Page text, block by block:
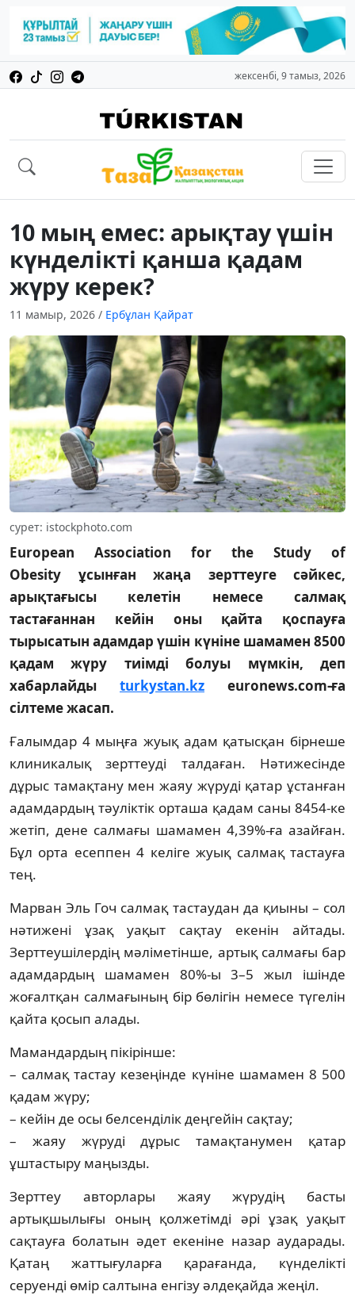
жексенбі, 9 тамыз, 2026
10 мың емес: арықтау үшін
күнделікті қанша қадам
жүру керек?
11 мамыр, 2026 / Ербұлан Қайрат
сурет: istockphoto.com
European Association for the Study of
Obesity ұсынған жаңа зерттеуге сәйкес,
арықтағысы келетін немесе салмақ
тастағаннан кейін оны қайта қоспауға
тырысатын адамдар үшін күніне шамамен 8500
қадам жүру тиімді болуы мүмкін, деп
хабарлайды turkystan.kz euronews.com-ға
сілтеме жасап.
Ғалымдар 4 мыңға жуық адам қатысқан бірнеше
клиникалық зерттеуді талдаған. Нәтижесінде
дұрыс тамақтану мен жаяу жүруді қатар ұстанған
адамдардың тәуліктік орташа қадам саны 8454-ке
жетіп, дене салмағы шамамен 4,39%-ға азайған.
Бұл орта есеппен 4 келіге жуық салмақ тастауға
тең.
Марван Эль Гоч салмақ тастаудан да қиыны – сол
нәтижені ұзақ уақыт сақтау екенін айтады.
Зерттеушілердің мәліметінше, артық салмағы бар
адамдардың шамамен 80%-ы 3–5 жыл ішінде
жоғалтқан салмағының бір бөлігін немесе түгелін
қайта қосып алады.
Мамандардың пікірінше:
– салмақ тастау кезеңінде күніне шамамен 8 500
қадам жүру;
– кейін де осы белсенділік деңгейін сақтау;
– жаяу жүруді дұрыс тамақтанумен қатар
ұштастыру маңызды.
Зерттеу авторлары жаяу жүрудің басты
артықшылығы оның қолжетімді әрі ұзақ уақыт
сақтауға болатын әдет екеніне назар аударады.
Қатаң жаттығуларға қарағанда, күнделікті
серуенді өмір салтына енгізу әлдеқайда жеңіл.